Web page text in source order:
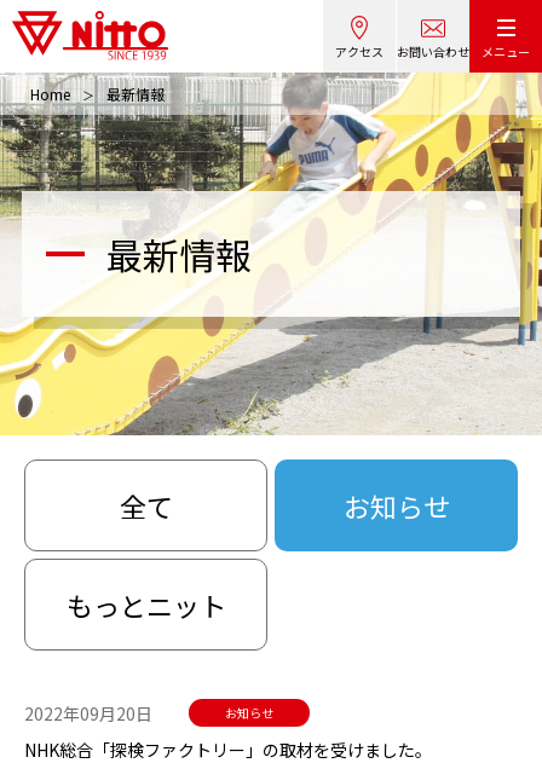
アクセス お問い合わせ メニュー
最新情報
Home 最新情報
全て お知らせ
もっとニット
2022年09月20日 お知らせ
NHK総合「探検ファクトリー」の取材を受けました。